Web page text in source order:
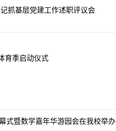
抓基层党建工作述职评议会
育季启动仪式
式暨数学嘉年华游园会在我校举办